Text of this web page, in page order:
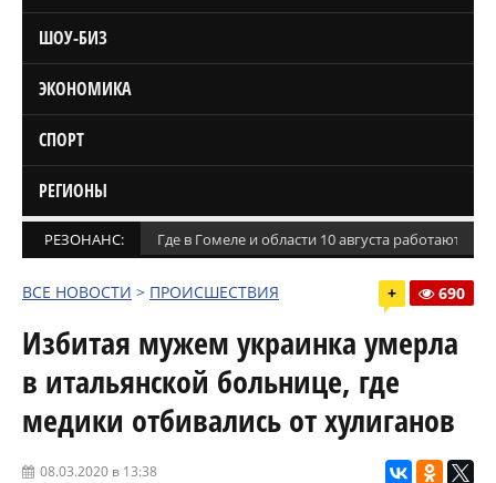
ШОУ-БИЗ
ЭКОНОМИКА
СПОРТ
РЕГИОНЫ
РЕЗОНАНС: Где в Гомеле и области 10 августа работают
ВСЕ НОВОСТИ > ПРОИСШЕСТВИЯ + 690
Избитая мужем украинка умерла
в итальянской больнице, где
медики отбивались от хулиганов
08.03.2020 в 13:38